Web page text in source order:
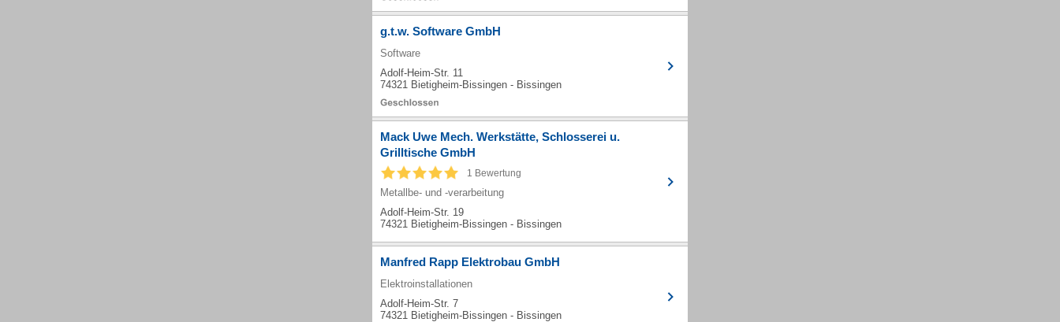
g.t.w. Software GmbH
Software
Adolf-Heim-Str. 11
74321 Bietigheim-Bissingen - Bissingen
Mack Uwe Mech. Werkstätte, Schlosserei u.
Grilltische GmbH
1 Bewertung
Metallbe- und -verarbeitung
Adolf-Heim-Str. 19
74321 Bietigheim-Bissingen - Bissingen
Manfred Rapp Elektrobau GmbH
Elektroinstallationen
Adolf-Heim-Str. 7
74321 Bietigheim-Bissingen - Bissingen